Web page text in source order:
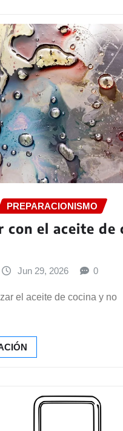
PREPARACIONISMO
con el aceite de
Jun 29, 2026 0
el aceite de cocina y no